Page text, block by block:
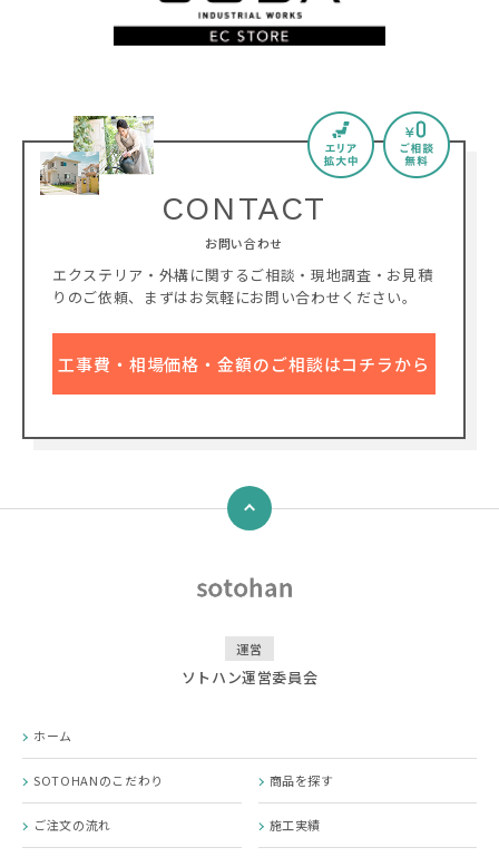
CONTACT
お問い合わせ
エクステリア・外構に関するご相談・現地調査・お見積
りのご依頼、
まずはお気軽にお問い合わせください。
工事費・相場価格・金額のご相談はコチラから
↑
運営
ソトハン運営委員会
ホーム
SOTOHANのこだわり 商品を探す
ご注文の流れ 施工実績